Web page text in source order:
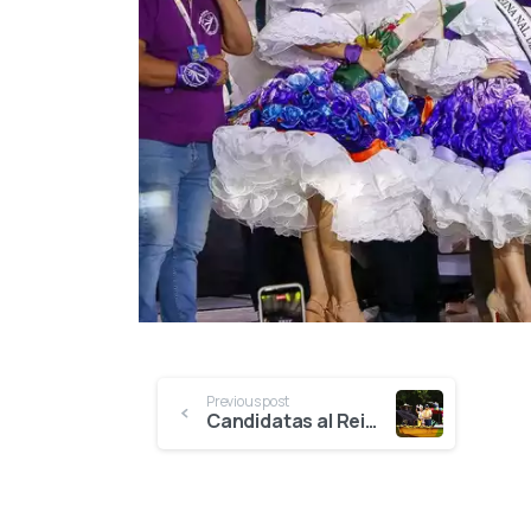
Previous post
Candidatas al Reinado Nacional del Bambuco llevaron el folclor colombiano por las aguas del Río Magdalena